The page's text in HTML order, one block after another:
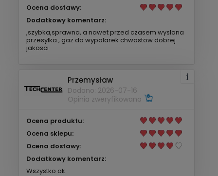
Ocena dostawy:
Dodatkowy komentarz:
,szybka,sprawna, a nawet przed czasem wyslana
przesylka , gaz do wypalarek chwastow dobrej
jakosci
Przemysław
Dodano: 2026-07-16
Opinia zweryfikowana
Ocena produktu:
Ocena sklepu:
Ocena dostawy:
Dodatkowy komentarz:
Wszystko ok